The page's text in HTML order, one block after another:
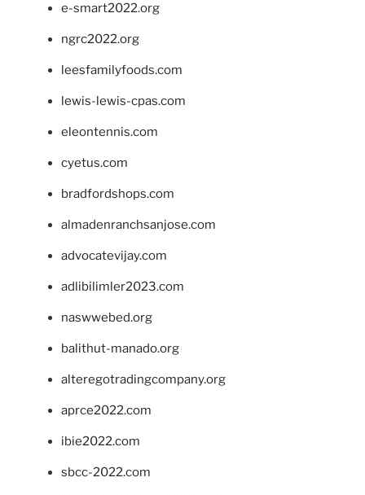
e-smart2022.org
ngrc2022.org
leesfamilyfoods.com
lewis-lewis-cpas.com
eleontennis.com
cyetus.com
bradfordshops.com
almadenranchsanjose.com
advocatevijay.com
adlibilimler2023.com
naswwebed.org
balithut-manado.org
alteregotradingcompany.org
aprce2022.com
ibie2022.com
sbcc-2022.com